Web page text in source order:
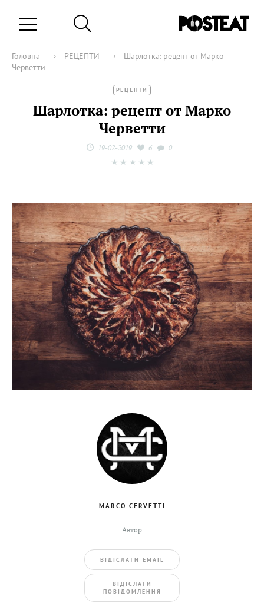
Головна › РЕЦЕПТИ ›
Шарлотка: рецепт от Марко
Черветти
РЕЦЕПТИ
Шарлотка: рецепт от Марко
Черветти
19-02-2019 6 0
★
★
★
★
★
MARCO CERVETTI
Автор
ВIДIСЛАТИ EMAIL
BIДIСЛАТИ
ПОВIДОМЛЕННЯ